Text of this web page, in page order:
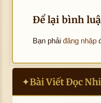
Để lại bình
Bạn phải đăng nhập
✦Bài Viết Đọc